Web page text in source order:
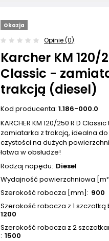
Okazja
Opinie (0)
Karcher KM 120/
Classic -
trakcją (diesel)
Kod producenta:1.186-000.0
KARCHER KM 120/250 R D
zamiatarka z trakcją, idealna
czystości na dużych
łatwa w obsłudze!
Rodzaj napędu Diesel
Wydajność powierzchniowa
Szerokość robocza [mm]
900
Szerokość robocza z 1
1200
Szerokość robocza z 2
1500